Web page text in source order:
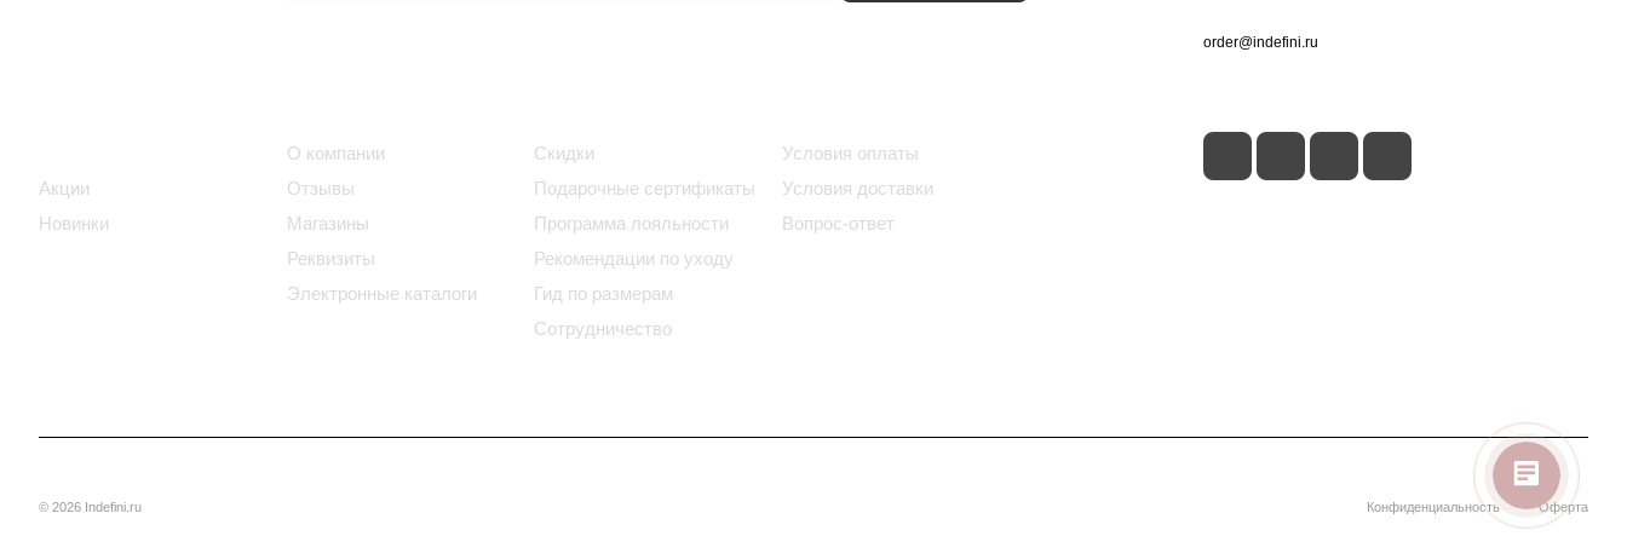
Акции
Новинки
О компании
Отзывы
Магазины
Реквизиты
Электронные каталоги
Скидки
Подарочные сертификаты
Программа лояльности
Рекомендации по уходу
Гид по размерам
Сотрудничество
Условия оплаты
Условия доставки
Вопрос-ответ
order@indefini.ru
© 2026 Indefini.ru Конфиденциальность Оферта